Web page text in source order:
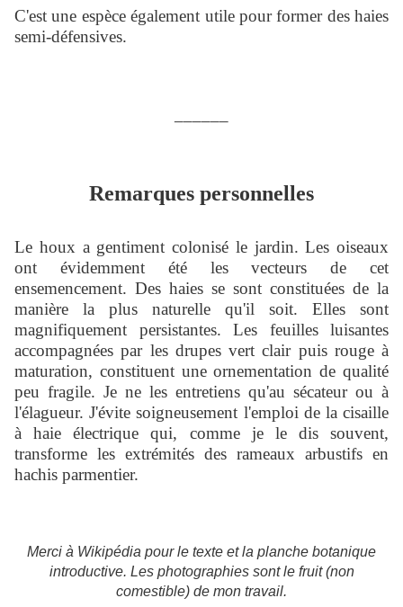
C'est une espèce également utile pour former des haies
semi-défensives.
Remarques personnelles
Le houx a gentiment colonisé le jardin. Les oiseaux
ont évidemment été les vecteurs de cet
ensemencement. Des haies se sont constituées de la
manière la plus naturelle qu'il soit. Elles sont
magnifiquement persistantes. Les feuilles luisantes
accompagnées par les drupes vert clair puis rouge à
maturation, constituent une ornementation de qualité
peu fragile. Je ne les entretiens qu'au sécateur ou à
l'élagueur. J'évite soigneusement l'emploi de la cisaille
à haie électrique qui, comme je le dis souvent,
transforme les extrémités des rameaux arbustifs en
hachis parmentier.
Merci à Wikipédia pour le texte et la planche botanique
introductive. Les photographies sont le fruit (non
comestible) de mon travail.